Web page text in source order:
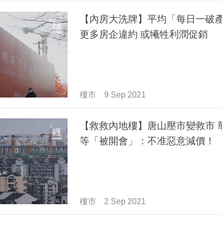
【內房大洗牌】平均「每日一破
更多房企違約 或犧牲利潤促銷
樓市 9 Sep 2021
【救救內地樓】唐山壓市變救市
等「被開會」：不准惡意減價！
樓市 2 Sep 2021